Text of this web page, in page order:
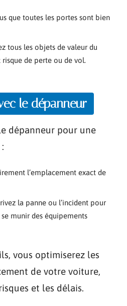
que toutes les portes sont bien
tous les objets de valeur du
de perte ou de vol.
le dépanneur
dépanneur pour une
l’emplacement exact de
la panne ou l’incident pour
munir des équipements
vous optimiserez les
de votre voiture,
et les délais.